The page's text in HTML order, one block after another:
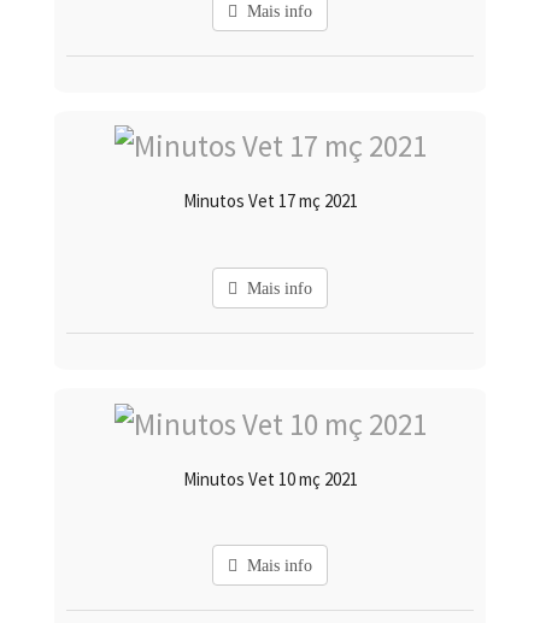
Mais info
Minutos Vet 17 mç 2021
Mais info
Minutos Vet 10 mç 2021
Mais info